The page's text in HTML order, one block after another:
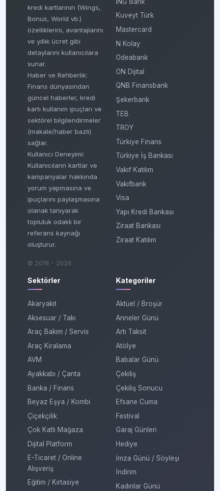
kredi kartlarının (Wings,
Bonus, World vb.)
özelliklerini, avantajlarını
ve yıllık ücret gibi
detaylarını kullanıcılara
sunar.
Haber ve Rehberlik:
Finans dünyasından
güncel haberler, kredi
kartı kullanım ipuçları ve
sektörel bilgilendirmeler
(makale/haber bazlı)
sağlar.
Kullanıcı Deneyimi:
Kullanıcıların kartlar ve
kampanyalar hakkında
yorum yapmasına ve
ipuçlarını paylaşmasına
olanak tanıyarak
topluluk odaklı bir
referans kaynağı
oluşturur.
© 2018 - 2026
Kuveyt Türk
Mastercard
N Kolay
Odeabank
ON Dijital
QNB Finansbank
Şekerbank
TEB
TROY
Türkiye Finans
Türkiye İş Bankası
Vakıf Katılım
Vakıfbank
Visa
Yapı Kredi Bankası
Ziraat Bankası
Ziraat Katılım
Sektörler
Akaryakıt
Aksesuar / Takı
Araç Bakım / Servis
Araç Kiralama
AVM
Ayakkabı / Çanta
Banka / Finans
Beyaz Eşya / Kombi
Çiçekçilik
Çok Katlı Mağaza
Dijital Platform
E-Ticaret / Online
Alışveriş
Eğitim / Kırtasiye
Kategoriler
Aktüel / Broşür
Anneler Günü
Artı Taksit
Atölye
Babalar Günü
Çekiliş
Çekiliş Sonucu
Efsane Cuma
Festival
Garaj Günleri
Hediye
İmza Günü / Söyleşi
İndirim
Kadınlar Günü